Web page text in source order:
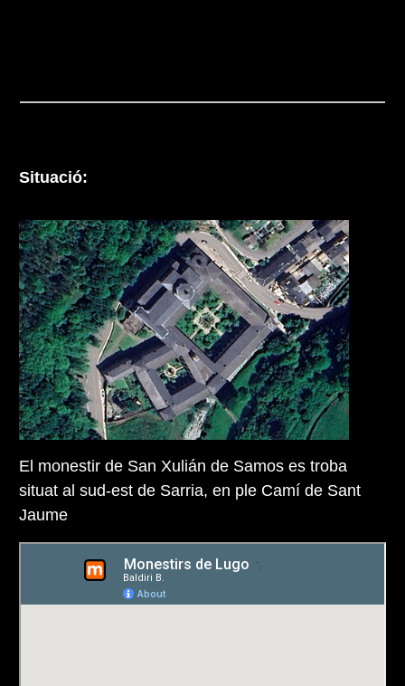
Situació:
El monestir de San Xulián de Samos es troba
situat al sud-est de Sarria, en ple Camí de Sant
Jaume